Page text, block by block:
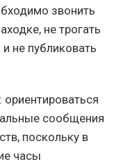
звонить
не трогать
не публиковать
сообщения
поскольку в
часы